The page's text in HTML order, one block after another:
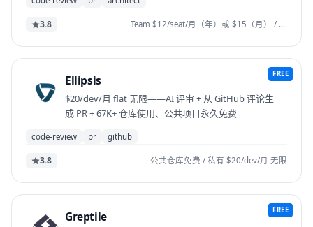
3.8 Team $12/seat/月（年）或 $15（月） / Professional $20/$25 / Enterprise 定制 / AI Architect usage-based
FREE
Ellipsis
$20/dev/月 flat 无限——AI 评审 + 从 GitHub 评论生
成 PR + 67K+ 仓库使用、公共项目永久免费
code-review pr github
3.8 公共仓库免费 / 私有 $20/dev/月 无限
FREE
Greptile